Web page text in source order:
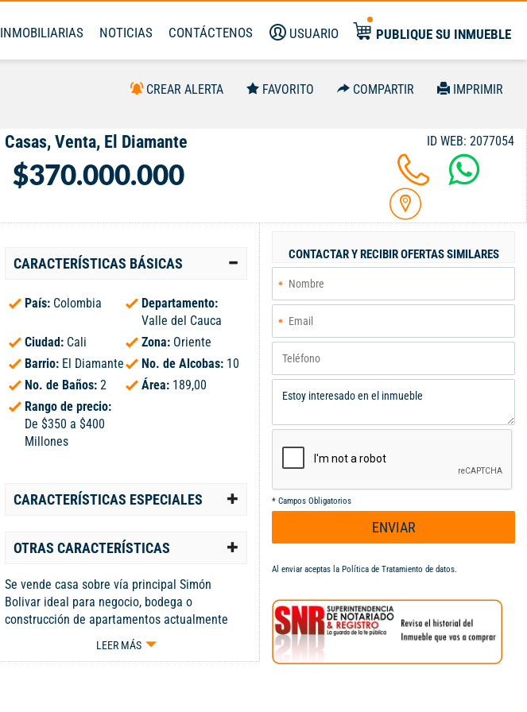
INMOBILIARIAS NOTICIAS CONTÁCTENOS USUARIO PUBLIQUE SU INMUEBLE
CREAR ALERTA FAVORITO COMPARTIR IMPRIMIR
Casas, Venta, El Diamante
$370.000.000
ID WEB: 2077054
CARACTERÍSTICAS BÁSICAS
País: Colombia
Departamento:
Valle del Cauca
Ciudad: Cali Zona: Oriente
Barrio: El Diamante No. de Alcobas: 10
No. de Baños: 2 Área: 189,00
Rango de precio:
De $350 a $400
Millones
CARACTERÍSTICAS ESPECIALES
OTRAS CARACTERÍSTICAS
Se vende casa sobre vía principal Simón
Bolivar ideal para negocio, bodega o
construcción de apartamentos actualmente
está en obra gris para adecuar a su gusto ,
esta casa tiene 2 pisos independientes más
LEER MÁS
CONTACTAR Y RECIBIR OFERTAS SIMILARES
* Campos Obligatorios
ENVIAR
Al enviar aceptas la Política de Tratamiento de datos.